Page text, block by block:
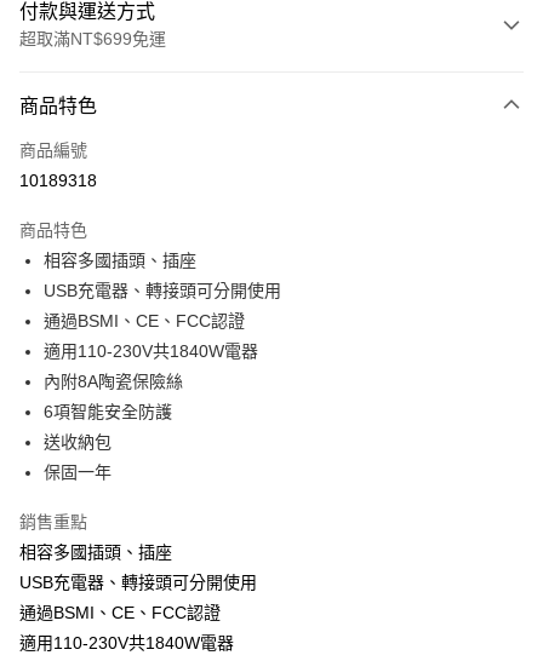
付款與運送方式
超取滿NT$699免運
信用卡一次付款
信用卡分期付款
合作金庫商業銀行
華南商業銀行
上海商業儲蓄銀行
國泰世華商業銀行
臺灣中小企業銀行
匯豐（台灣）商業銀行
聯邦商業銀行
元大商業銀行
玉山商業銀行
台新國際商業銀行
超商取貨付款
LINE Pay
Apple Pay
街口支付
Google Pay
ATM付款
運送方式
全家付款取貨
每筆NT$65，滿NT$699(含以上)免運費
商品特色
商品編號
10189318
商品特色
相容多國插頭、插座
USB充電器、轉接頭可分開使用
通過BSMI、CE、FCC認證
適用110-230V共1840W電器
內附8A陶瓷保險絲
6項智能安全防護
送收納包
保固一年
銷售重點
相容多國插頭、插座
USB充電器、轉接頭可分開使用
通過BSMI、CE、FCC認證
適用110-230V共1840W電器